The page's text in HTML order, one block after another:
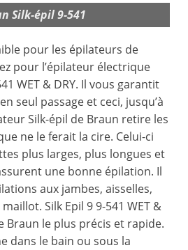
Silk-épil 9-541
pour les épilateurs de
pour l’épilateur électrique
WET & DRY. Il vous garantit
seul passage et ceci, jusqu’à
Silk-épil de Braun retire les
ne le ferait la cire. Celui-ci
plus larges, plus longues et
une bonne épilation. Il
aux jambes, aisselles,
Silk Epil 9 9-541 WET &
Braun le plus précis et rapide.
dans le bain ou sous la